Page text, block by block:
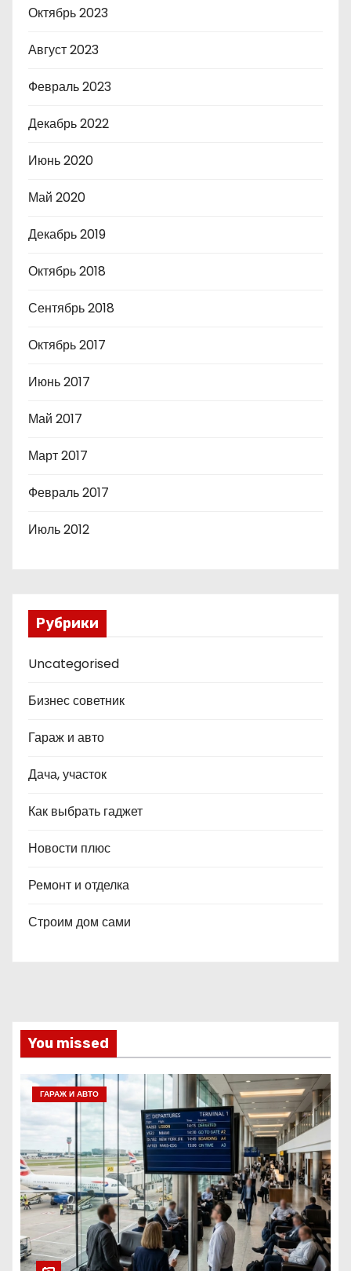
Октябрь 2023
Август 2023
Февраль 2023
Декабрь 2022
Июнь 2020
Май 2020
Декабрь 2019
Октябрь 2018
Сентябрь 2018
Октябрь 2017
Июнь 2017
Май 2017
Март 2017
Февраль 2017
Июль 2012
Рубрики
Uncategorised
Бизнес советник
Гараж и авто
Дача, участок
Как выбрать гаджет
Новости плюс
Ремонт и отделка
Строим дом сами
You missed
ГАРАЖ И АВТО